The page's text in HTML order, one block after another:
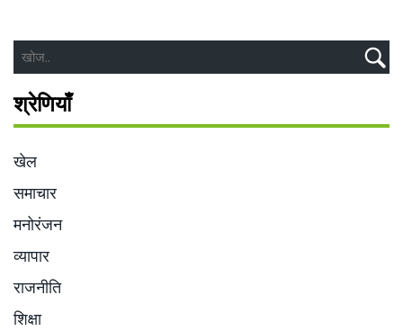
श्रेणियाँ
खेल
समाचार
मनोरंजन
व्यापार
राजनीति
शिक्षा